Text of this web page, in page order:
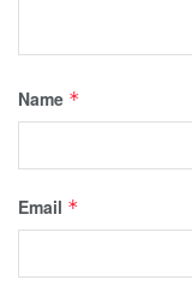
Name *
Email *